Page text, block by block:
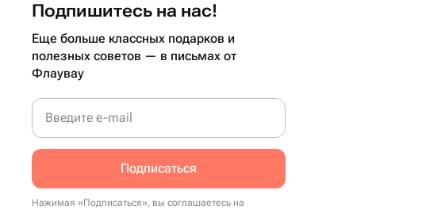
Подпишитесь на нас!
Еще больше классных подарков и
полезных советов — в письмах от
Флаувау
Введите e-mail
Подписаться
Нажимая «Подписаться», вы соглашаетесь на